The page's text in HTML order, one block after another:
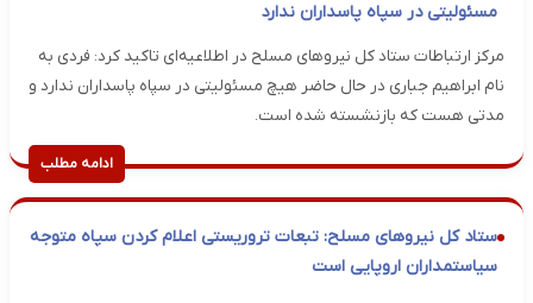
مسئولیتی در سپاه پاسداران ندارد
مرکز ارتباطات ستاد کل نیروهای مسلح در اطلاعیه‌ای تاکید کرد: فردی به
نام ابراهیم جباری در حال حاضر هیچ مسئولیتی در سپاه پاسداران ندارد و
مدتی هست که بازنشسته شده است.
ادامه مطلب
ستاد کل نیروهای مسلح: تبعات تروریستی اعلام کردن سپاه متوجه
سیاستمداران اروپایی است